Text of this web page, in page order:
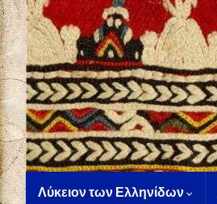
Λύκειον των Ελληνίδων